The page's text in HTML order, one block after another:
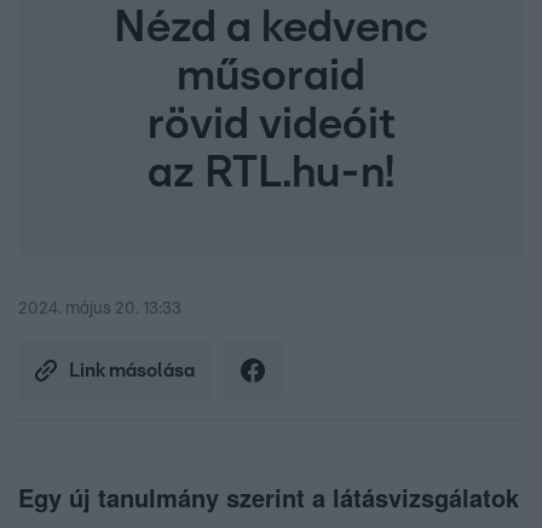
Nézd a kedvenc
műsoraid
rövid videóit
az RTL.hu-n!
2024. május 20. 13:33
Link másolása
Egy új tanulmány szerint a látásvizsgálatok